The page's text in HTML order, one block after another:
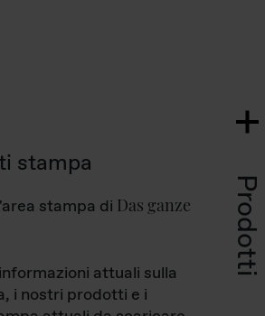
Prodotti
stampa
stampa di Das ganze
attuali sulla
i nostri prodotti e i